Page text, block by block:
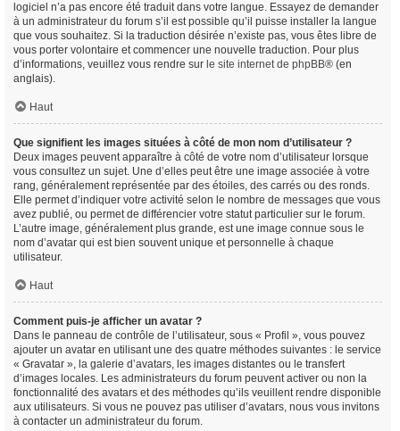
logiciel n’a pas encore été traduit dans votre langue. Essayez de demander
à un administrateur du forum s’il est possible qu’il puisse installer la langue
que vous souhaitez. Si la traduction désirée n’existe pas, vous êtes libre de
vous porter volontaire et commencer une nouvelle traduction. Pour plus
d’informations, veuillez vous rendre sur le site internet de phpBB® (en
anglais).
Haut
Que signifient les images situées à côté de mon nom d’utilisateur ?
Deux images peuvent apparaître à côté de votre nom d’utilisateur lorsque
vous consultez un sujet. Une d’elles peut être une image associée à votre
rang, généralement représentée par des étoiles, des carrés ou des ronds.
Elle permet d’indiquer votre activité selon le nombre de messages que vous
avez publié, ou permet de différencier votre statut particulier sur le forum.
L’autre image, généralement plus grande, est une image connue sous le
nom d’avatar qui est bien souvent unique et personnelle à chaque
utilisateur.
Haut
Comment puis-je afficher un avatar ?
Dans le panneau de contrôle de l’utilisateur, sous « Profil », vous pouvez
ajouter un avatar en utilisant une des quatre méthodes suivantes : le service
« Gravatar », la galerie d’avatars, les images distantes ou le transfert
d’images locales. Les administrateurs du forum peuvent activer ou non la
fonctionnalité des avatars et des méthodes qu’ils veuillent rendre disponible
aux utilisateurs. Si vous ne pouvez pas utiliser d’avatars, nous vous invitons
à contacter un administrateur du forum.